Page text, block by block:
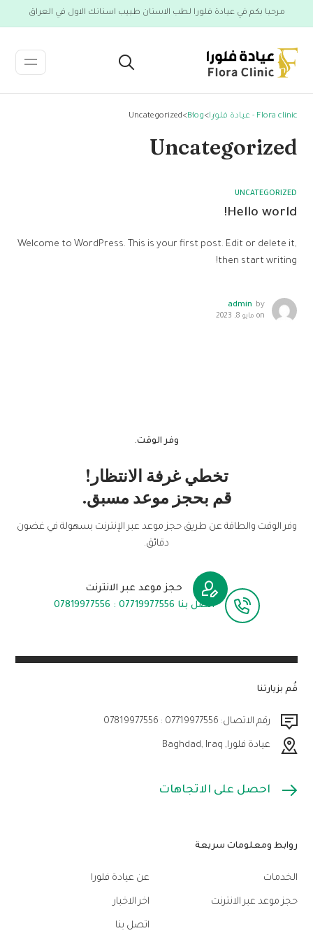
مرحبا بكم في عيادة فلورا لطب الاسنان طبيب اسنانك الاول في العراق
Flora clinic - عيادة فلورا >
Blog
>
Uncategorized
Uncategorized
UNCATEGORIZED
Hello world!
Welcome to WordPress. This is your first post. Edit or delete it,
then start writing!
by
admin
on مايو 8, 2023
وفر الوقت.
تخطي غرفة الانتظار!
قم بحجز موعد مسبق.
وفر الوقت والطاقة عن طريق حجز موعد عبر الإنترنت بسهولة في غضون
دقائق.
حجز موعد عبر الانترنت
اتصل بنا 07719977556 : 07819977556
قُم بزيارتنا
رقم الاتصال: 07719977556 : 07819977556
عيادة فلورا, Baghdad, Iraq
احصل على الاتجاهات
روابط ومعلومات سريعة
عن عيادة فلورا الخدمات
اخر الاخبار حجز موعد عبر الانترنت
اتصل بنا